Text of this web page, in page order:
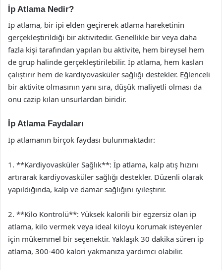
İp Atlama Nedir?
İp atlama, bir ipi elden geçirerek atlama hareketinin
gerçekleştirildiği bir aktivitedir. Genellikle bir veya daha
fazla kişi tarafından yapılan bu aktivite, hem bireysel hem
de grup halinde gerçekleştirilebilir. İp atlama, hem kasları
çalıştırır hem de kardiyovasküler sağlığı destekler. Eğlenceli
bir aktivite olmasının yanı sıra, düşük maliyetli olması da
onu cazip kılan unsurlardan biridir.
İp Atlama Faydaları
İp atlamanın birçok faydası bulunmaktadır:
1. **Kardiyovasküler Sağlık**: İp atlama, kalp atış hızını
artırarak kardiyovasküler sağlığı destekler. Düzenli olarak
yapıldığında, kalp ve damar sağlığını iyileştirir.
2. **Kilo Kontrolü**: Yüksek kalorili bir egzersiz olan ip
atlama, kilo vermek veya ideal kiloyu korumak isteyenler
için mükemmel bir seçenektir. Yaklaşık 30 dakika süren ip
atlama, 300-400 kalori yakmanıza yardımcı olabilir.